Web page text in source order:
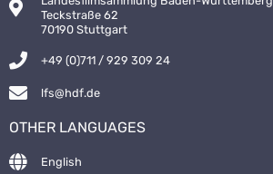
Teckstraße 62
70190 Stuttgart
+49 (0)711 / 929 309 24
lfs@hdf.de
OTHER LANGUAGES
English